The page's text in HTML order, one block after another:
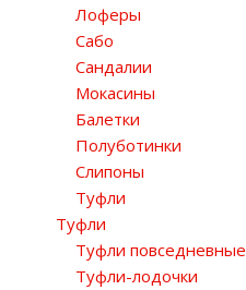
Лоферы
Сабо
Сандалии
Мокасины
Балетки
Полуботинки
Слипоны
Туфли
Туфли
Туфли повседневные
Туфли-лодочки